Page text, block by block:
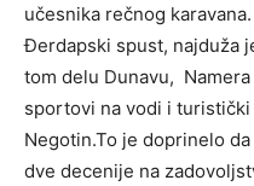
učesnika rečnog karavana.
Đerdapski spust, najduža
tom delu Dunavu,
sportovi na vodi i
Negotin.To je doprinelo
dve decenije na